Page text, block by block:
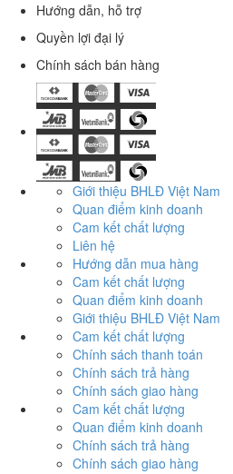
Hướng dẫn, hỗ trợ
Quyền lợi đại lý
Chính sách bán hàng
Giới thiệu BHLĐ Việt Nam
Quan điểm kinh doanh
Cam kết chất lượng
Liên hệ
Hướng dẫn mua hàng
Cam kết chất lượng
Quan điểm kinh doanh
Giới thiệu BHLĐ Việt Nam
Cam kết chất lượng
Chính sách thanh toán
Chính sách trả hàng
Chính sách giao hàng
Cam kết chất lượng
Quan điểm kinh doanh
Chính sách trả hàng
Chính sách giao hàng